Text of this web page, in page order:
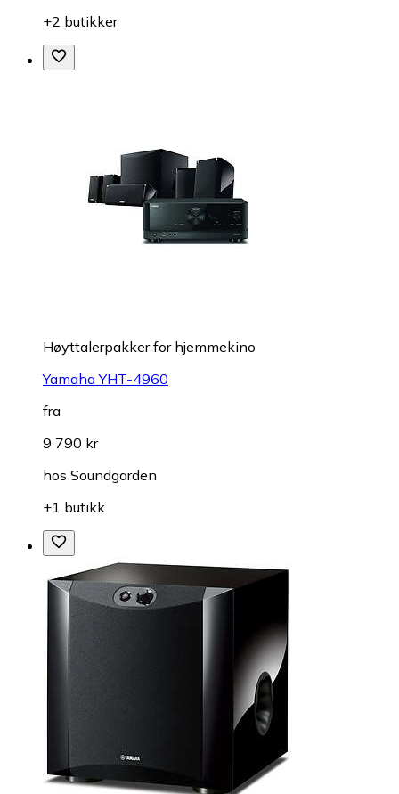
+2 butikker
Høyttalerpakker for hjemmekino
Yamaha YHT-4960
fra
9 790 kr
hos Soundgarden
+1 butikk